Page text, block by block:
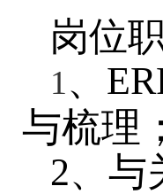
岗位
1、
与梳理；
2、与